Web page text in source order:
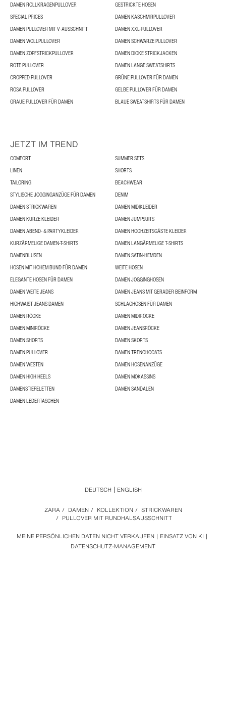
DAMEN ROLLKRAGENPULLOVER
GESTRICKTE HOSEN
SPECIAL PRICES
DAMEN KASCHMIRPULLOVER
DAMEN PULLOVER MIT V-AUSSCHNITT
DAMEN XXL-PULLOVER
DAMEN WOLLPULLOVER
DAMEN SCHWARZE PULLOVER
DAMEN ZOPFSTRICKPULLOVER
DAMEN DICKE STRICKJACKEN
ROTE PULLOVER
DAMEN LANGE SWEATSHIRTS
CROPPED PULLOVER
GRÜNE PULLOVER FÜR DAMEN
ROSA PULLOVER
GELBE PULLOVER FÜR DAMEN
GRAUE PULLOVER FÜR DAMEN
BLAUE SWEATSHIRTS FÜR DAMEN
JETZT IM TREND
COMFORT
SUMMER SETS
LINEN
SHORTS
TAILORING
BEACHWEAR
STYLISCHE JOGGINGANZÜGE FÜR DAMEN
DENIM
DAMEN STRICKWAREN
DAMEN MIDIKLEIDER
DAMEN KURZE KLEIDER
DAMEN JUMPSUITS
DAMEN ABEND- & PARTYKLEIDER
DAMEN HOCHZEITSGÄSTE KLEIDER
KURZÄRMELIGE DAMEN-T-SHIRTS
DAMEN LANGÄRMELIGE T-SHIRTS
DAMENBLUSEN
DAMEN SATIN-HEMDEN
HOSEN MIT HOHEM BUND FÜR DAMEN
WEITE HOSEN
ELEGANTE HOSEN FÜR DAMEN
DAMEN JOGGINGHOSEN
DAMEN WEITE JEANS
DAMEN JEANS MIT GERADER BEINFORM
HIGHWAIST JEANS DAMEN
SCHLAGHOSEN FÜR DAMEN
DAMEN RÖCKE
DAMEN MIDIRÖCKE
DAMEN MINIRÖCKE
DAMEN JEANSRÖCKE
DAMEN SHORTS
DAMEN SKORTS
DAMEN PULLOVER
DAMEN TRENCHCOATS
DAMEN WESTEN
DAMEN HOSENANZÜGE
DAMEN HIGH HEELS
DAMEN MOKASSINS
DAMENSTIEFELETTEN
DAMEN SANDALEN
DAMEN LEDERTASCHEN
MEINE PERSÖNLICHEN DATEN NICHT VERKAUFEN
EINSATZ VON KI
DATENSCHUTZ-MANAGEMENT
ZARA / DAMEN / KOLLEKTION / STRICKWAREN
/ PULLOVER MIT RUNDHALSAUSSCHNITT
DEUTSCH ENGLISH